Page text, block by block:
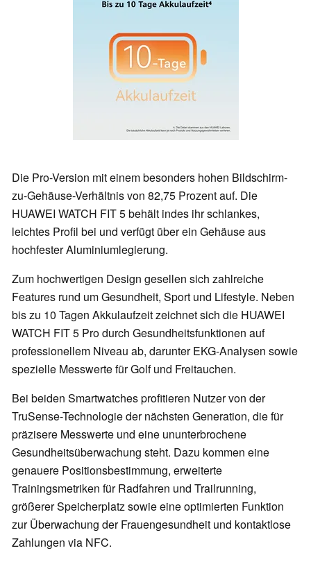
Die Pro-Version mit einem besonders hohen Bildschirm-
zu-Gehäuse-Verhältnis von 82,75 Prozent auf. Die
HUAWEI WATCH FIT 5 behält indes ihr schlankes,
leichtes Profil bei und verfügt über ein Gehäuse aus
hochfester Aluminiumlegierung.
Zum hochwertigen Design gesellen sich zahlreiche
Features rund um Gesundheit, Sport und Lifestyle. Neben
bis zu 10 Tagen Akkulaufzeit zeichnet sich die HUAWEI
WATCH FIT 5 Pro durch Gesundheitsfunktionen auf
professionellem Niveau ab, darunter EKG-Analysen sowie
spezielle Messwerte für Golf und Freitauchen.
Bei beiden Smartwatches profitieren Nutzer von der
TruSense-Technologie der nächsten Generation, die für
präzisere Messwerte und eine ununterbrochene
Gesundheitsüberwachung steht. Dazu kommen eine
genauere Positionsbestimmung, erweiterte
Trainingsmetriken für Radfahren und Trailrunning,
größerer Speicherplatz sowie eine optimierten Funktion
zur Überwachung der Frauengesundheit und kontaktlose
Zahlungen via NFC.